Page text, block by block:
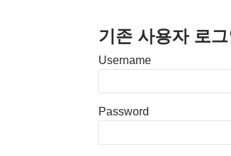
기존 사용자 로그
Username
Password